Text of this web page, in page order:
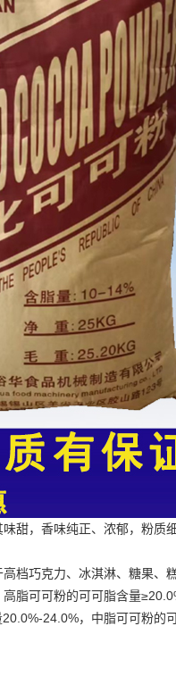
味甜，香味纯正、浓郁，粉质
档巧克力、冰淇淋、糖果、
脂可可粉的可可脂含量
24.0%，中脂可可粉的